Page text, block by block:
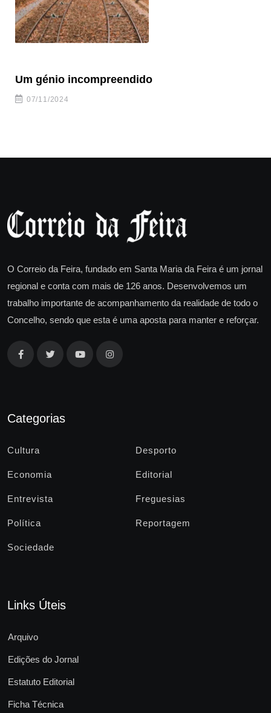
Um génio incompreendido
07/11/2024
O Correio da Feira, fundado em Santa Maria da Feira é um jornal
regional e conta com mais de 126 anos. Desenvolvemos um
trabalho importante de acompanhamento da realidade de todo o
Concelho, sendo que esta é uma aposta para manter e reforçar.
Categorias
Cultura Desporto
Economia Editorial
Entrevista Freguesias
Política Reportagem
Sociedade
Links Úteis
Arquivo
Edições do Jornal
Estatuto Editorial
Ficha Técnica